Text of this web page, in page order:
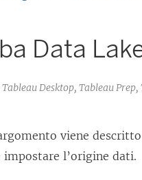
Data
Desktop, Tableau Prep,
viene
impostare l’origine dati.